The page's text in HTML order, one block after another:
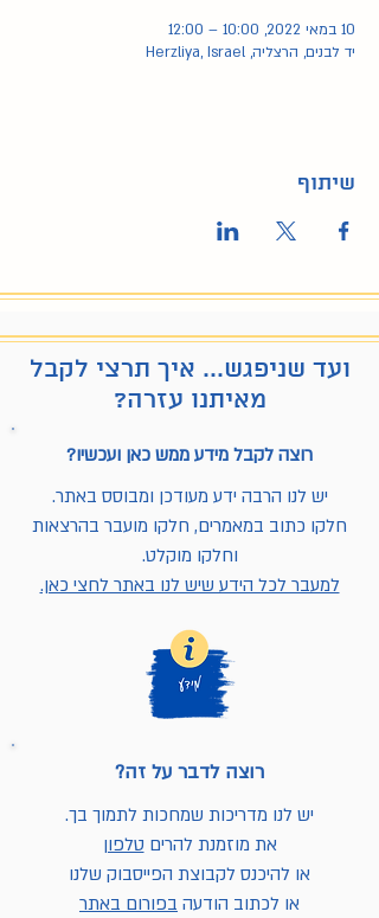
10 במאי 2022, 10:00 – 12:00
יד לבנים, הרצליה, Herzliya, Israel
שיתוף
ועד שניפגש... איך תרצי לקבל
מאיתנו עזרה?
רוצה לקבל מידע ממש כאן ועכשיו?
יש לנו הרבה ידע מעודכן ומבוסס באתר.
חלקו כתוב במאמרים, חלקו מועבר בהרצאות
וחלקו מוקלט.
למעבר לכל הידע שיש לנו באתר לחצי כאן.
רוצה לדבר על זה?
יש לנו מדריכות שמחכות לתמוך בך.
את מוזמנת להרים טלפון
או להיכנס לקבוצת הפייסבוק שלנו
או לכתוב הודעה בפורום באתר